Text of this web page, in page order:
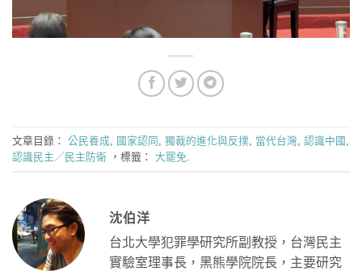
文章目錄： 公民養成 國家認同 獨裁的進化與反撲 當代台灣 認識中國
認識民主／民主防衛 ，標籤： 大罷免
沈伯洋
台北大學犯罪學研究所副教授，台灣民主
實驗室理事長，黑熊學院院長，主要研究